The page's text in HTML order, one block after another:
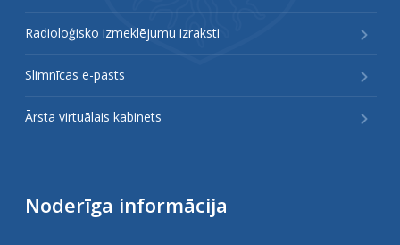
Radioloģisko izmeklējumu izraksti
Slimnīcas e-pasts
Ārsta virtuālais kabinets
Noderīga informācija